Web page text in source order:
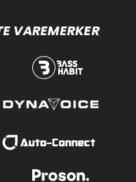
VAREMERKER